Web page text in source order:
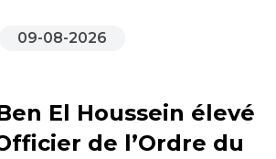
09-08-2026
El Houssein élevé
de l’Ordre du